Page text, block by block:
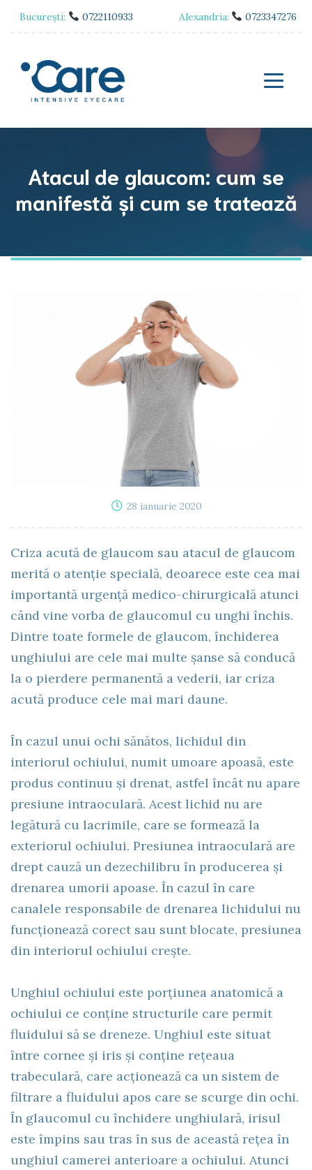
București: 0722110933 Alexandria: 0723347276
Atacul de glaucom: cum se
manifestă și cum se tratează
28 ianuarie 2020
Criza acută de glaucom sau atacul de glaucom
merită o atenție specială, deoarece este cea mai
importantă urgență medico-chirurgicală atunci
când vine vorba de glaucomul cu unghi închis.
Dintre toate formele de glaucom, închiderea
unghiului are cele mai multe șanse să conducă
la o pierdere permanentă a vederii, iar criza
acută produce cele mai mari daune.
În cazul unui ochi sănătos, lichidul din
interiorul ochiului, numit umoare apoasă, este
produs continuu și drenat, astfel încât nu apare
presiune intraoculară. Acest lichid nu are
legătură cu lacrimile, care se formează la
exteriorul ochiului. Presiunea intraoculară are
drept cauză un dezechilibru în producerea și
drenarea umorii apoase. În cazul în care
canalele responsabile de drenarea lichidului nu
funcționează corect sau sunt blocate, presiunea
din interiorul ochiului crește.
Unghiul ochiului este porțiunea anatomică a
ochiului ce conține structurile care permit
fluidului să se dreneze. Unghiul este situat
între cornee și iris și conține rețeaua
trabeculară, care acționează ca un sistem de
filtrare a fluidului apos care se scurge din ochi.
În glaucomul cu închidere unghiulară, irisul
este împins sau tras în sus de această rețea în
unghiul camerei anterioare a ochiului. Atunci